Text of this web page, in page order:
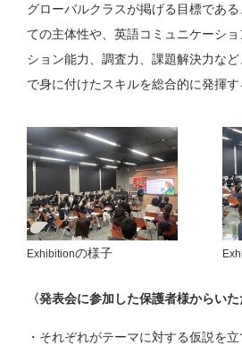
グローバルクラスが掲げる⽬標であ
ての主体性や、英語コミュニケーシ
ション能⼒、調査⼒、課題解決⼒な
で⾝に付けたスキルを総合的に発揮す
Exhibitionの様子
〈発表会に参加した保護者様からいた
・それぞれがテーマに対する仮説を